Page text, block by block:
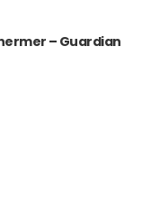
– Guardian